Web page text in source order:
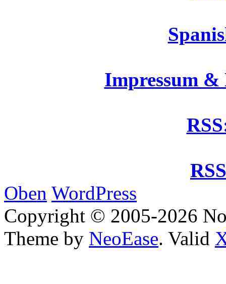
Impressum
Oben WordPress
Copyright © 2005-2026
Theme by NeoEase. Valid